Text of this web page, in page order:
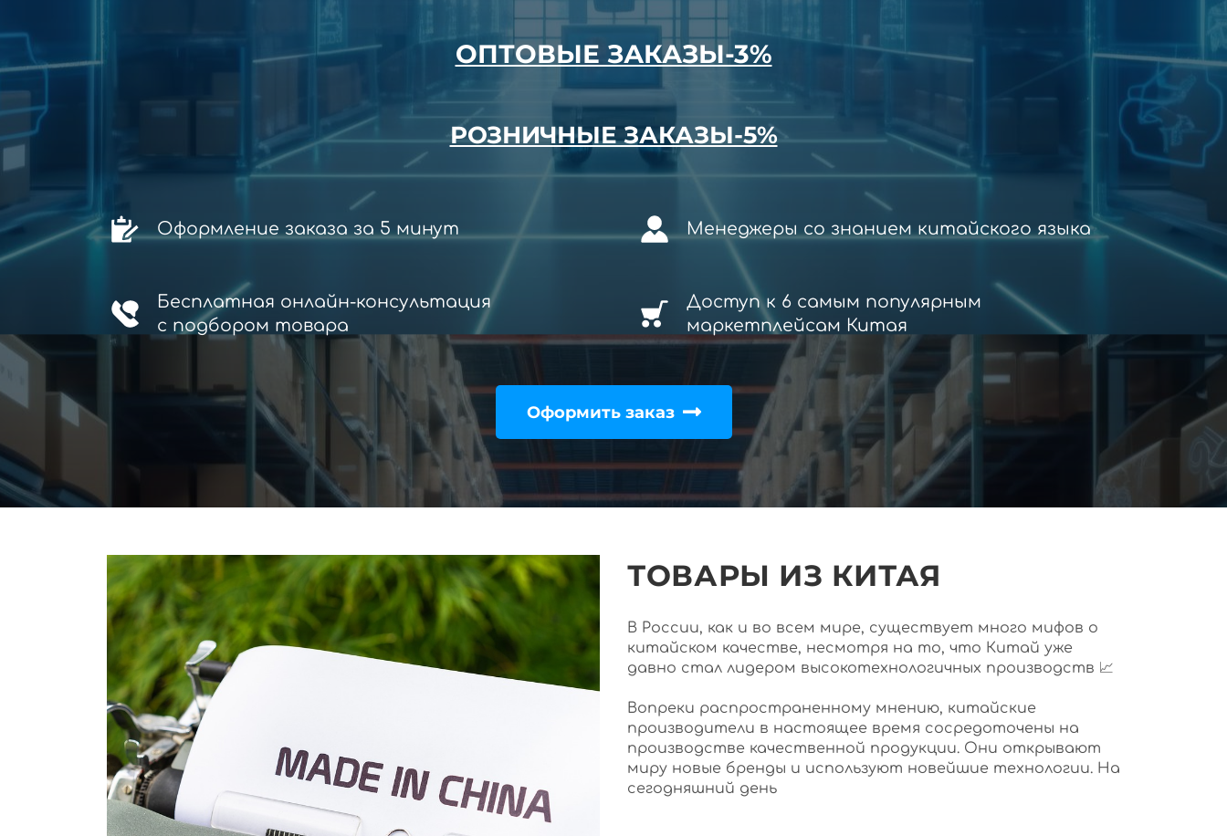
ОПТОВЫЕ ЗАКАЗЫ-3%
РОЗНИЧНЫЕ ЗАКАЗЫ-5%
Оформление заказа за 5 минут Менеджеры со знанием китайского языка
Бесплатная онлайн-консультация
с подбором товара
Доступ к 6 самым популярным
маркетплейсам Китая
Оформить заказ
ТОВАРЫ ИЗ КИТАЯ
В России, как и во всем мире, существует много мифов о
китайском качестве, несмотря на то, что Китай уже
давно стал лидером высокотехнологичных производств 📈
Вопреки распространенному мнению, китайские
производители в настоящее время сосредоточены на
производстве качественной продукции. Они открывают
миру новые бренды и используют новейшие технологии. На
сегодняшний день